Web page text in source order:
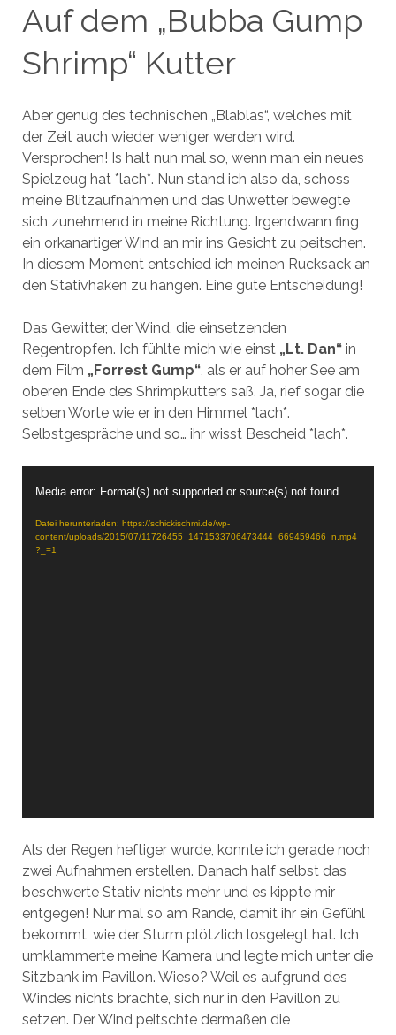
Auf dem „Bubba Gump
Shrimp“ Kutter
Aber genug des technischen „Blablas“, welches mit
der Zeit auch wieder weniger werden wird.
Versprochen! Is halt nun mal so, wenn man ein neues
Spielzeug hat *lach*. Nun stand ich also da, schoss
meine Blitzaufnahmen und das Unwetter bewegte
sich zunehmend in meine Richtung. Irgendwann fing
ein orkanartiger Wind an mir ins Gesicht zu peitschen.
In diesem Moment entschied ich meinen Rucksack an
den Stativhaken zu hängen. Eine gute Entscheidung!
Das Gewitter, der Wind, die einsetzenden
Regentropfen. Ich fühlte mich wie einst „Lt. Dan“in
dem Film „Forrest Gump“, als er auf hoher See am
oberen Ende des Shrimpkutters saß. Ja, rief sogar die
selben Worte wie er in den Himmel *lach*.
Selbstgespräche und so… ihr wisst Bescheid *lach*.
Player
Media error: Format(s) not supported or source(s) not found
Datei herunterladen: https://schickischmi.de/wp-
content/uploads/2015/07/11726455_1471533706473444_669459466_n.mp4
?_=1
Als der Regen heftiger wurde, konnte ich gerade noch
zwei Aufnahmen erstellen. Danach half selbst das
beschwerte Stativ nichts mehr und es kippte mir
entgegen! Nur mal so am Rande, damit ihr ein Gefühl
bekommt, wie der Sturm plötzlich losgelegt hat. Ich
umklammerte meine Kamera und legte mich unter die
Sitzbank im Pavillon. Wieso? Weil es aufgrund des
Windes nichts brachte, sich nur in den Pavillon zu
setzen. Der Wind peitschte dermaßen die